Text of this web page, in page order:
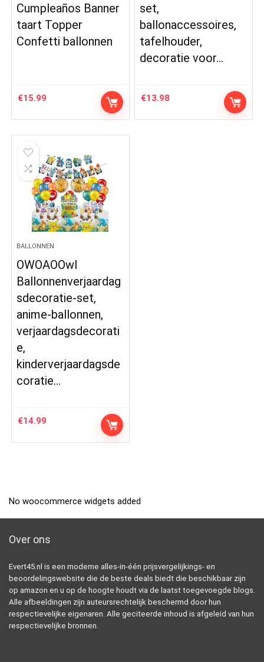
Cumpleaños Banner
taart Topper
Confetti ballonnen
€15.99
set,
ballonaccessoires,
tafelhouder,
decoratie voor…
€13.98
BALLONNEN
OWOAOOwl
Ballonnenverjaardag
sdecoratie-set,
anime-ballonnen,
verjaardagsdecorati
e,
kinderverjaardagsde
coratie…
€14.99
No woocommerce widgets added
Over ons
Evert45.nl is een moderne alles-in-één prijsvergelijkings- en
beoordelingswebsite die de beste deals biedt die beschikbaar zijn
op amazon en u op de hoogte houdt via de laatst toegevoegde blogs.
Alle afbeeldingen zijn auteursrechtelijk beschermd door hun
respectievelijke eigenaren. Alle geciteerde inhoud is afgeleid van hun
respectievelijke bronnen.